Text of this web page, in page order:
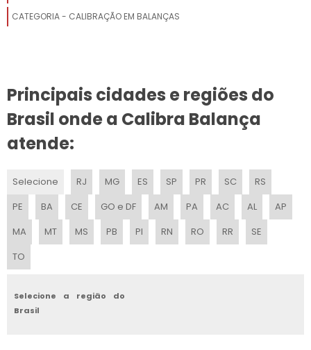
CALIBRAÇÃO DE BALANÇAS SP
CALIBRAÇÃO DE BALANÇAS RODOVIÁRIAS
CALIBRAÇÃO DE BALANÇA ANALÍTICA EM SP
CALIBRAÇÃO DE BALANÇAS ELETRÔNICAS
CALIBRAÇÃO BALANÇA TOLEDO 9091
CALIBRAÇÃO DE BALANÇA DE PRECISÃO
SERVIÇO DE CALIBRAÇÃO DE BALANÇA DE RODOVIÁRIA
CALIBRAÇÃO DE PESOS PADRÃO
CATEGORIA - CALIBRAÇÃO EM BALANÇAS
Principais cidades e regiões do
Brasil onde a Calibra Balança
atende:
Selecione RJ MG ES SP PR SC
RS
PE
BA CE GO e DF AM PA AC AL
AP
MA
MT MS PB PI RN RO RR
SE
TO
Selecione a região do
Brasil